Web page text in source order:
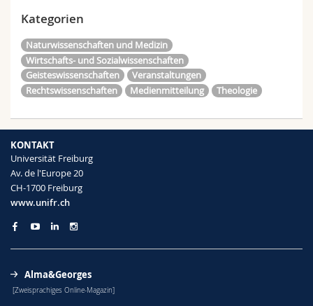
Kategorien
Naturwissenschaften und Medizin
Wirtschafts- und Sozialwissenschaften
Geisteswissenschaften
Veranstaltungen
Rechtswissenschaften
Medienmitteilung Theologie
KONTAKT
Universität Freiburg
Av. de l'Europe 20
CH-1700 Freiburg
www.unifr.ch
Alma&Georges
[Zweisprachiges Online-Magazin]